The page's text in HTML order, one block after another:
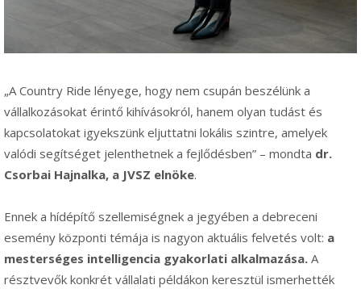
„A Country Ride lényege, hogy nem csupán beszélünk a
vállalkozásokat érintő kihívásokról, hanem olyan tudást és
kapcsolatokat igyekszünk eljuttatni lokális szintre, amelyek
valódi segítséget jelenthetnek a fejlődésben” – mondta dr.
Csorbai Hajnalka, a JVSZ elnöke.
Ennek a hídépítő szellemiségnek a jegyében a debreceni
esemény központi témája is nagyon aktuális felvetés volt: a
mesterséges intelligencia gyakorlati alkalmazása. A
résztvevők konkrét vállalati példákon keresztül ismerhették